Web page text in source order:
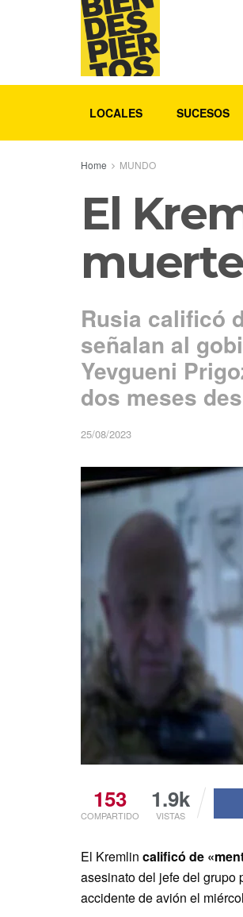
LOCALES SUCESOS
Home MUNDO
El
Rusia calificó
señalan al
Yevgueni
dos meses
25/08/2023
153
COMPARTIDO
1.9k
VISTAS
El Kremlin calificó de
asesinato del jefe del grupo
accidente de avión el